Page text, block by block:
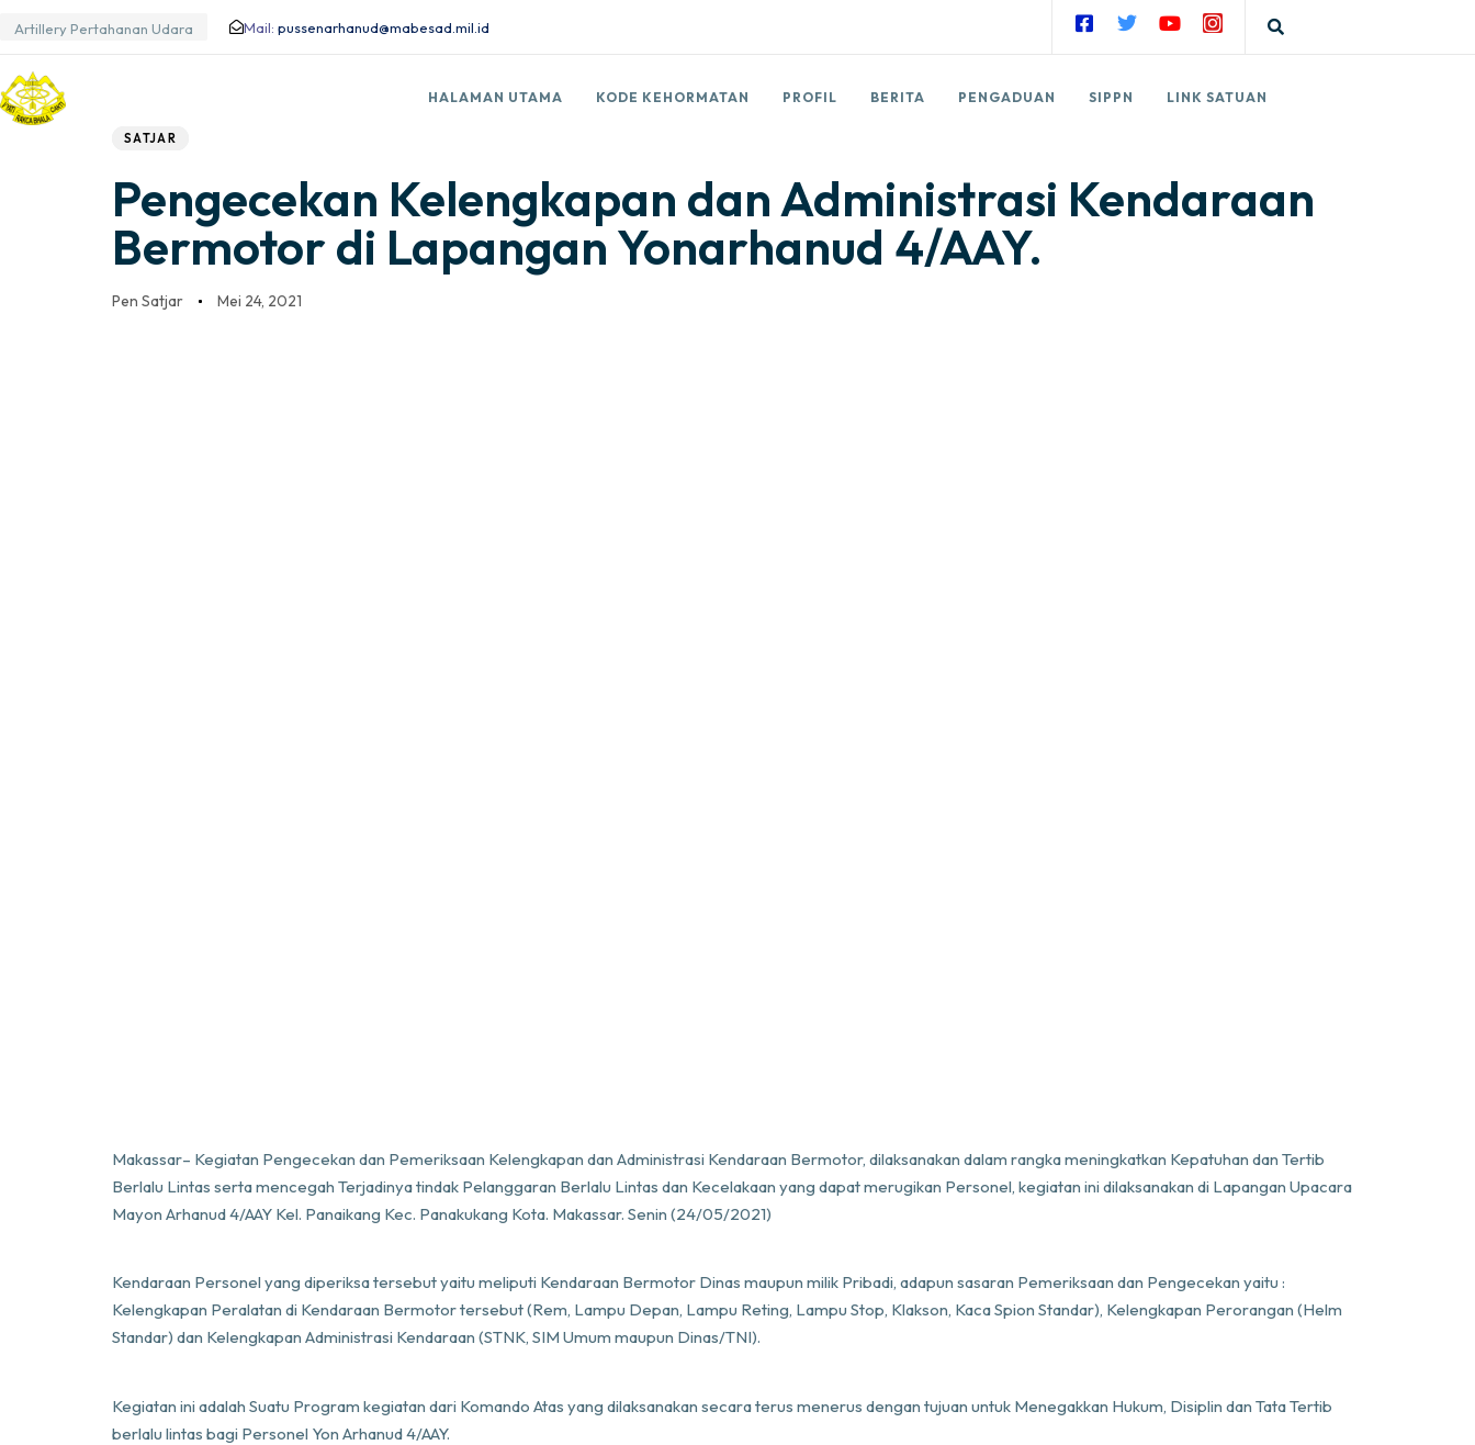
Artillery Pertahanan Udara Mail: pussenarhanud@mabesad.mil.id
HALAMAN UTAMA KODE KEHORMATAN PROFIL BERITA PENGADUAN SIPPN LINK SATUAN
SATJAR
Pengecekan Kelengkapan dan Administrasi Kendaraan
Bermotor di Lapangan Yonarhanud 4/AAY.
Pen Satjar Mei 24, 2021
Makassar– Kegiatan Pengecekan dan Pemeriksaan Kelengkapan dan Administrasi Kendaraan Bermotor, dilaksanakan dalam rangka meningkatkan Kepatuhan dan Tertib
Berlalu Lintas serta mencegah Terjadinya tindak Pelanggaran Berlalu Lintas dan Kecelakaan yang dapat merugikan Personel, kegiatan ini dilaksanakan di Lapangan Upacara
Mayon Arhanud 4/AAY Kel. Panaikang Kec. Panakukang Kota. Makassar. Senin (24/05/2021)
Kendaraan Personel yang diperiksa tersebut yaitu meliputi Kendaraan Bermotor Dinas maupun milik Pribadi, adapun sasaran Pemeriksaan dan Pengecekan yaitu :
Kelengkapan Peralatan di Kendaraan Bermotor tersebut (Rem, Lampu Depan, Lampu Reting, Lampu Stop, Klakson, Kaca Spion Standar), Kelengkapan Perorangan (Helm
Standar) dan Kelengkapan Administrasi Kendaraan (STNK, SIM Umum maupun Dinas/TNI).
Kegiatan ini adalah Suatu Program kegiatan dari Komando Atas yang dilaksanakan secara terus menerus dengan tujuan untuk Menegakkan Hukum, Disiplin dan Tata Tertib
berlalu lintas bagi Personel Yon Arhanud 4/AAY.